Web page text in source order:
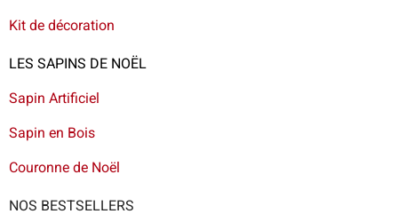
Kit de décoration
LES SAPINS DE NOËL
Sapin Artificiel
Sapin en Bois
Couronne de Noël
NOS BESTSELLERS